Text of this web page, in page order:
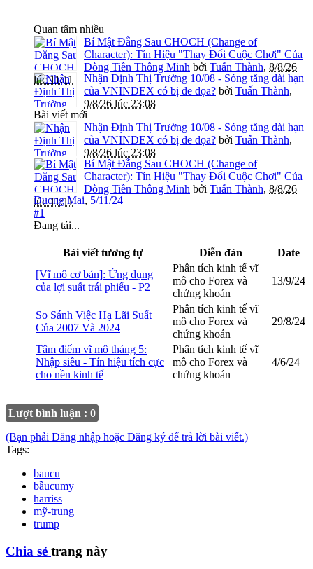
Quan tâm nhiều
Bí Mật Đằng Sau CHOCH (Change of
Character): Tín Hiệu "Thay Đổi Cuộc Chơi" Của
Dòng Tiền Thông Minh bởi Tuấn Thành, 8/8/26
lúc 11:11
Nhận Định Thị Trường 10/08 - Sóng tăng dài hạn
của VNINDEX có bị đe dọa? bởi Tuấn Thành,
9/8/26 lúc 23:08
Bài viết mới
Nhận Định Thị Trường 10/08 - Sóng tăng dài hạn
của VNINDEX có bị đe dọa? bởi Tuấn Thành,
9/8/26 lúc 23:08
Bí Mật Đằng Sau CHOCH (Change of
Character): Tín Hiệu "Thay Đổi Cuộc Chơi" Của
Dòng Tiền Thông Minh bởi Tuấn Thành, 8/8/26
lúc 11:11
Duong Mai, 5/11/24
#1
Đang tải...
Bài viết tương tự Diễn đàn
Date
[Vĩ mô cơ bản]: Ứng dụng
của lợi suất trái phiếu - P2
Phân tích kinh tế vĩ
mô cho Forex và
chứng khoán
13/9/24
So Sánh Việc Hạ Lãi Suất
Của 2007 Và 2024
Phân tích kinh tế vĩ
mô cho Forex và
chứng khoán
29/8/24
Tâm điểm vĩ mô tháng 5:
Nhập siêu - Tín hiệu tích cực
cho nền kinh tế
Phân tích kinh tế vĩ
mô cho Forex và
chứng khoán
4/6/24
Lượt bình luận : 0
(Bạn phải Đăng nhập hoặc Đăng ký để trả lời bài viết.)
Tags:
baucu
bầucumy
harriss
mỹ-trung
trump
Chia sẻ trang này